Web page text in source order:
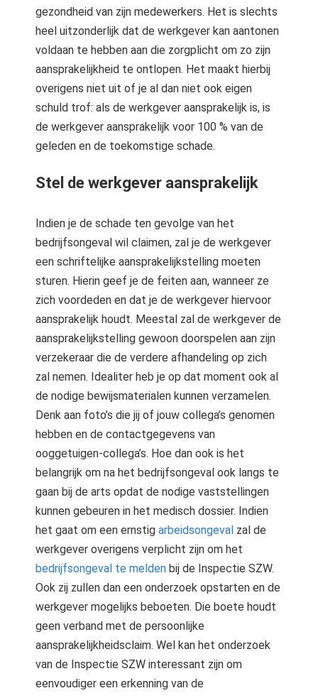
gezondheid van zijn medewerkers. Het is slechts
heel uitzonderlijk dat de werkgever kan aantonen
voldaan te hebben aan die zorgplicht om zo zijn
aansprakelijkheid te ontlopen. Het maakt hierbij
overigens niet uit of je al dan niet ook eigen
schuld trof: als de werkgever aansprakelijk is, is
de werkgever aansprakelijk voor 100 % van de
geleden en de toekomstige schade.
Stel de werkgever aansprakelijk
Indien je de schade ten gevolge van het
bedrijfsongeval wil claimen, zal je de werkgever
een schriftelijke aansprakelijkstelling moeten
sturen. Hierin geef je de feiten aan, wanneer ze
zich voordeden en dat je de werkgever hiervoor
aansprakelijk houdt. Meestal zal de werkgever de
aansprakelijkstelling gewoon doorspelen aan zijn
verzekeraar die de verdere afhandeling op zich
zal nemen. Idealiter heb je op dat moment ook al
de nodige bewijsmaterialen kunnen verzamelen.
Denk aan foto’s die jij of jouw collega’s genomen
hebben en de contactgegevens van
ooggetuigen-collega’s. Hoe dan ook is het
belangrijk om na het bedrijfsongeval ook langs te
gaan bij de arts opdat de nodige vaststellingen
kunnen gebeuren in het medisch dossier. Indien
het gaat om een ernstig arbeidsongeval zal de
werkgever overigens verplicht zijn om het
bedrijfsongeval te melden bij de Inspectie SZW.
Ook zij zullen dan een onderzoek opstarten en de
werkgever mogelijks beboeten. Die boete houdt
geen verband met de persoonlijke
aansprakelijkheidsclaim. Wel kan het onderzoek
van de Inspectie SZW interessant zijn om
eenvoudiger een erkenning van de